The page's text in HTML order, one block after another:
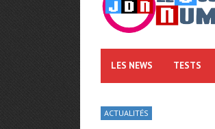
LES NEWS TESTS
ACTUALITÉS